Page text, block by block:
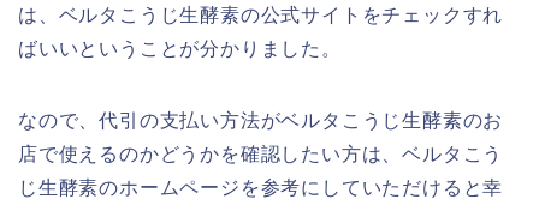
は、ベルタこうじ生酵素の公式サイトをチェックすれ
ばいいということが分かりました。
なので、代引の支払い方法がベルタこうじ生酵素のお
店で使えるのかどうかを確認したい方は、ベルタこう
じ生酵素のホームページを参考にしていただけると幸